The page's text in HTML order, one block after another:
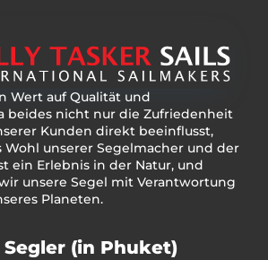
Wert auf Qualität und
beides nicht nur die Zufriedenheit
Kunden direkt beeinflusst,
Wohl unserer Segelmacher und der
ein Erlebnis in der Natur, und
unsere Segel mit Verantwortung
Planeten.
(in Phuket)